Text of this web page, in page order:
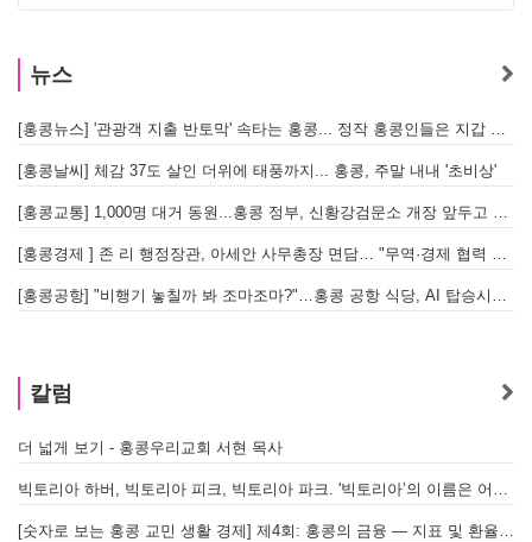
뉴스
[홍콩뉴스] '관광객 지출 반토막' 속타는 홍콩... 정작 홍콩인들은 지갑 들고 해외로?
[홍콩날씨] 체감 37도 살인 더위에 태풍까지... 홍콩, 주말 내내 '초비상'
[홍콩교통] 1,000명 대거 동원...홍콩 정부, 신황강검문소 개장 앞두고 실전 훈련 돌입
[홍콩경제 ] 존 리 행정장관, 아세안 사무총장 면담… "무역·경제 협력 한층 강화한다"
[홍콩공항] "비행기 놓칠까 봐 조마조마?"…홍콩 공항 식당, AI 탑승시간 계산해 메뉴 추천해 준다
칼럼
더 넓게 보기 - 홍콩우리교회 서현 목사
빅토리아 하버, 빅토리아 피크, 빅토리아 파크. '빅토리아’의 이름은 어떻게 온 걸까? - [이승권 원장의 생활칼럼]
[숫자로 보는 홍콩 교민 생활 경제] 제4회: 홍콩의 금융 — 지표 및 환율, MPF 운영 현황